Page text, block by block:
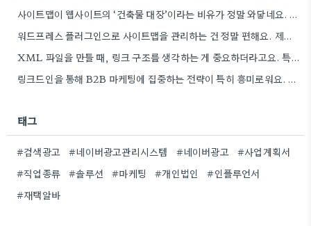
사이트맵이 웹사이트의 ‘건축물 대장’이라는 비유가 정말 와닿네요. 구조화된 정보 제공이 SEO에 얼마나 중요한지 다시 한번…
워드프레스 플러그인으로 사이트맵을 관리하는 건 정말 편해요. 제가 Rank Math를 사용하는데, 페이지 변경 후 자동으로…
XML 파일을 만들 때, 링크 구조를 생각하는 게 중요하더라고요. 특히 페이지 간 연결을 잘 짜는…
링크드인을 통해 B2B 마케팅에 집중하는 전략이 특히 흥미로워요. 저희 회사도 유사한 솔루션을 제공하다 보니, 네트워크…
태그
#검색광고 #네이버광고관리시스템 #네이버광고
#사업계획서
#직업종류
#솔루션 #마케팅 #개인법인
#인플루언서
#재택알바